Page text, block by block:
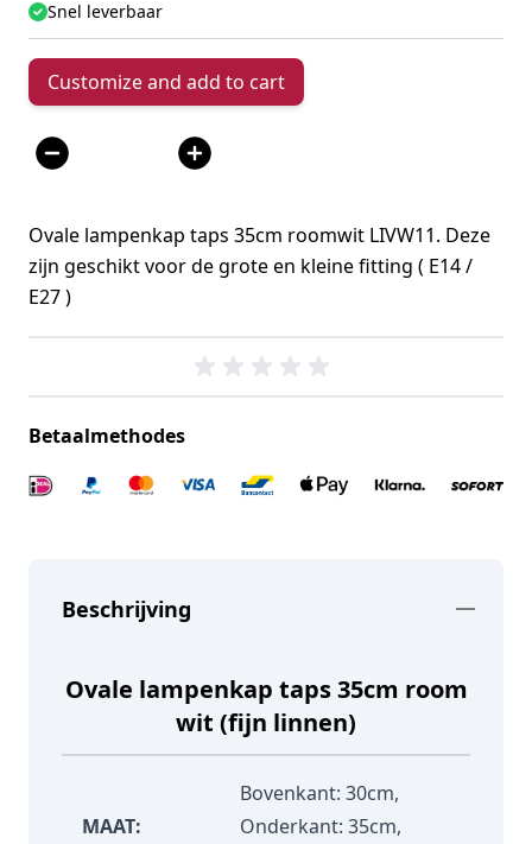
Snel leverbaar
Customize and add to cart
Aantal
Ovale lampenkap taps 35cm roomwit LIVW11. Deze
zijn geschikt voor de grote en kleine fitting ( E14 /
E27 )
Betaalmethodes
Beschrijving
Ovale lampenkap taps 35cm room
wit (fijn linnen)
MAAT:
Bovenkant: 30cm,
Onderkant: 35cm,